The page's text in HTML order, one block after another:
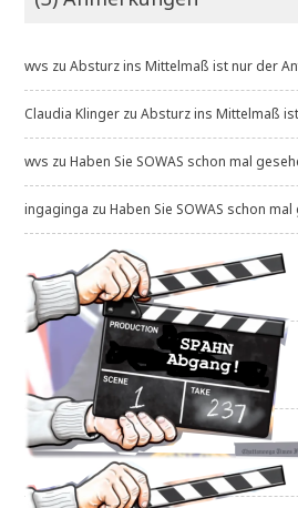
wvs zuAbsturz ins Mittelmaß ist nur der
Claudia Klinger zuAbsturz ins Mittelmaß
wvs zuHaben Sie SOWAS schon mal
ingaginga zuHaben Sie SOWAS schon mal